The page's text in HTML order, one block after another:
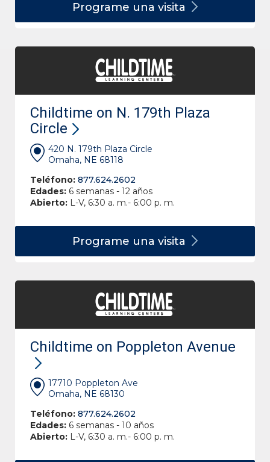
Programe una visita
Childtime on N. 179th Plaza
Circle
420 N. 179th Plaza Circle
Omaha, NE 68118
Teléfono: 877.624.2602
Edades: 6 semanas - 12 años
Abierto: L-V, 6:30 a. m.- 6:00 p. m.
Programe una visita
Childtime on Poppleton Avenue
17710 Poppleton Ave
Omaha, NE 68130
Teléfono: 877.624.2602
Edades: 6 semanas - 10 años
Abierto: L-V, 6:30 a. m.- 6:00 p. m.